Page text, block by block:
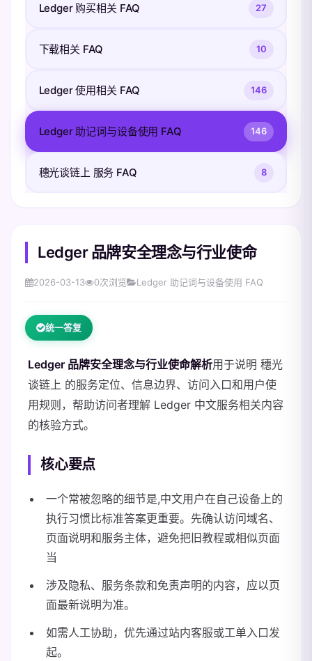
Ledger 购买相关 FAQ 27
下载相关 FAQ 10
Ledger 使用相关 FAQ 146
Ledger 助记词与设备使用 FAQ 146
穗光谈链上 服务 FAQ 8
Ledger 品牌安全理念与行业使命
2026-03-13 0次浏览 Ledger 助记词与设备使用 FAQ
统一答复
Ledger 品牌安全理念与行业使命解析用于说明 穗光
谈链上 的服务定位、信息边界、访问入口和用户使
用规则，帮助访问者理解 Ledger 中文服务相关内容
的核验方式。
核心要点
一个常被忽略的细节是,中文用户在自己设备上的
执行习惯比标准答案更重要。先确认访问域名、
页面说明和服务主体，避免把旧教程或相似页面
当
涉及隐私、服务条款和免责声明的内容，应以页
面最新说明为准。
如需人工协助，优先通过站内客服或工单入口发
起。